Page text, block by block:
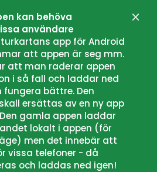
kan behöva
användare
app för Android
att appen är seg mm.
att man raderar appen
i så fall och laddar ned
fungera bättre. Den
ersättas av en ny app
gamla appen laddar
lokalt i appen (för
men det innebär att
vissa telefoner - då
och laddas ned igen!